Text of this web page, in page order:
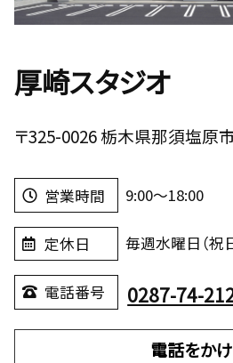
厚崎スタジオ
〒325-0026 栃木県那須塩原
営業時間 9:00～18:00
定休日 毎週水曜日（祝
電話番号 0287-74-
電話をか